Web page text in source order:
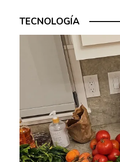
TECNOLOGÍA